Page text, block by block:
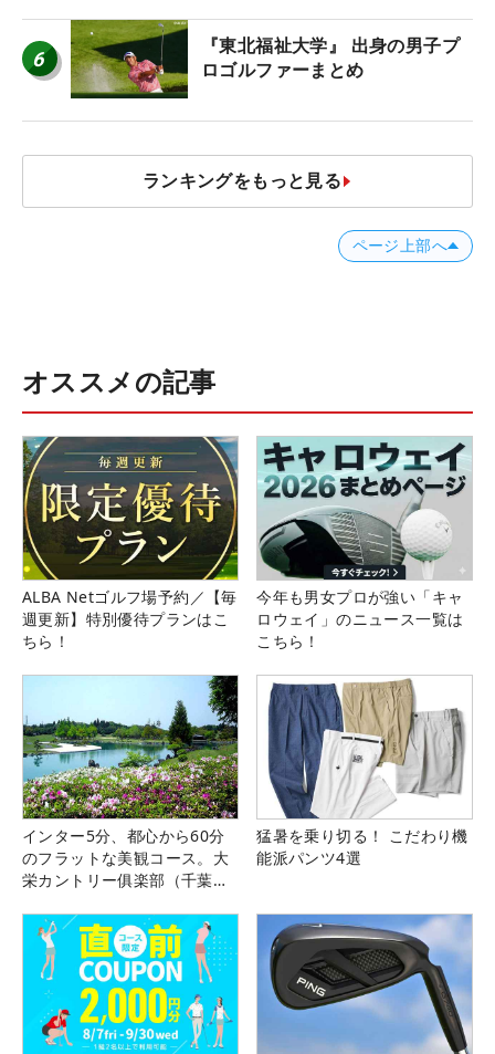
6
『東北福祉大学』 出身の男子プ
ロゴルファーまとめ
ランキングをもっと見る
ページ上部へ
オススメの記事
ALBA Netゴルフ場予約／【毎
週更新】特別優待プランはこ
ちら！
今年も男女プロが強い「キャ
ロウェイ」のニュース一覧は
こちら！
インター5分、都心から60分
のフラットな美観コース。大
栄カントリー俱楽部（千葉
猛暑を乗り切る！ こだわり機
能派パンツ4選